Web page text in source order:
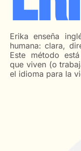
Erika enseña
humana: clara,
Este método
que viven (o
el idioma para la